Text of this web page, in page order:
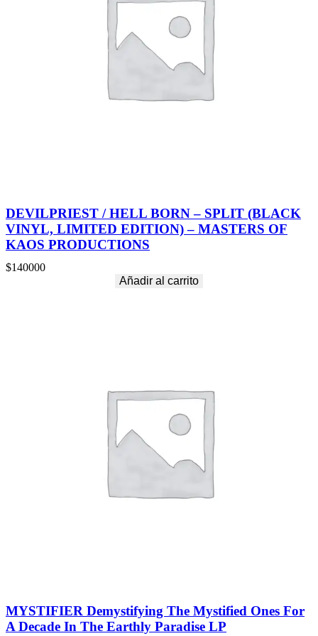
DEVILPRIEST / HELL BORN – SPLIT (BLACK
VINYL, LIMITED EDITION) – MASTERS OF
KAOS PRODUCTIONS
$140000
Añadir al carrito
MYSTIFIER Demystifying The Mystified Ones For
A Decade In The Earthly Paradise LP